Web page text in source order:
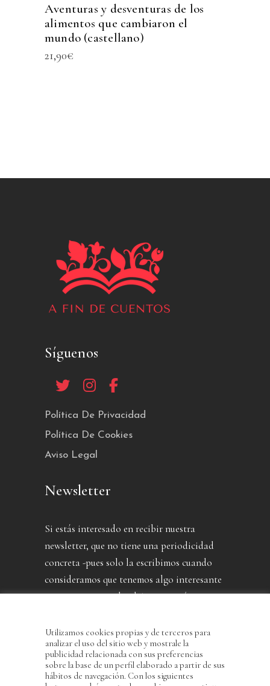
Aventuras y desventuras de los
alimentos que cambiaron el
mundo (castellano)
21,90€
Síguenos
Política De Privacidad
Política De Cookies
Aviso Legal
Newsletter
Si estás interesado en recibir nuestra
newsletter, que no tiene una periodicidad
concreta -pues solo la escribimos cuando
consideramos que tenemos algo interesante
que contarte- puedes dejarnos aquí tu
Utilizamos cookies propias y de terceros para
analizar el uso del sitio web y mostrale la
publicidad relacionada con sus preferencias
sobre la base de un perfil elaborado a partir de sus
hábitos de navegación. Con los siguientes